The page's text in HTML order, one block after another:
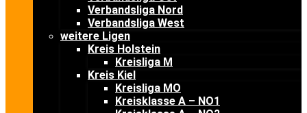
Verbandsliga Nord
Verbandsliga West
weitere Ligen
Kreis Holstein
Kreisliga M
Kreis Kiel
Kreisliga MO
Kreisklasse A – NO1